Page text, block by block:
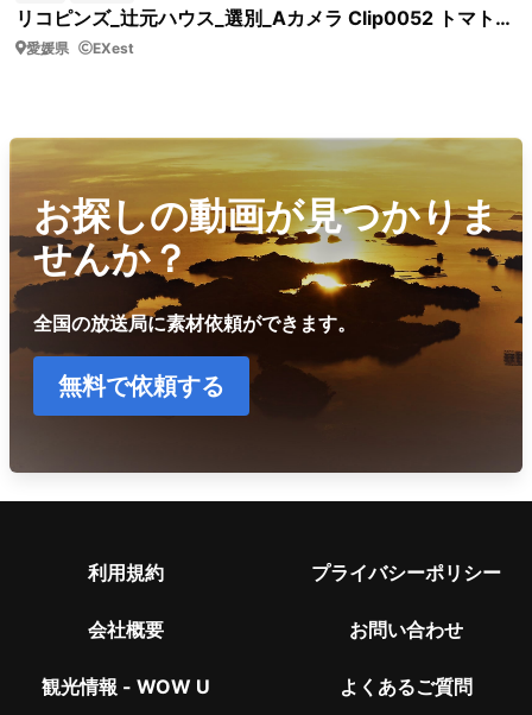
リコピンズ_辻元ハウス_選別_Aカメラ Clip0052 トマトの選別
愛媛県 EXest
お探しの動画が見つかりま
せんか？
全国の放送局に素材依頼ができます。
無料で依頼する
利用規約 プライバシーポリシー
会社概要 お問い合わせ
観光情報 - WOW U よくあるご質問